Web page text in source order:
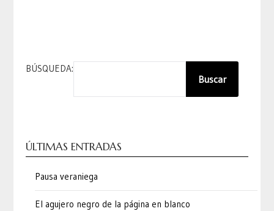
BÚSQUEDA:
Buscar
ÚLTIMAS ENTRADAS
Pausa veraniega
El agujero negro de la página en blanco